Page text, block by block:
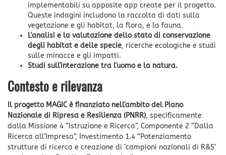
implementabili su apposite app create per il progetto.
Queste indagini includono la raccolta di dati sulla
vegetazione e gli habitat, la flora, e la fauna.
L'analisi e la valutazione dello stato di conservazione
degli habitat e delle specie, ricerche ecologiche e studi
sulle minacce e gli impatti.
Studi sull'interazione tra l'uomo e la natura.
Contesto e rilevanza
Il progetto MAGIC è finanziato nell'ambito del Piano
Nazionale di Ripresa e Resilienza (PNRR), specificamente
dalla Missione 4 “Istruzione e Ricerca”, Componente 2 “Dalla
Ricerca all’Impresa”, Investimento 1.4 “Potenziamento
strutture di ricerca e creazione di ‘campioni nazionali di R&S’